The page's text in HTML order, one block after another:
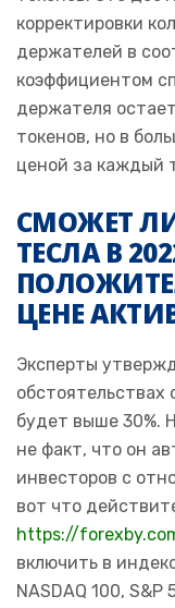
корректировки
держателей в
коэффициентом
держателя
токенов, но в
ценой за каждый
СМОЖЕТ
ТЕСЛА В
ЦЕНЕ
Эксперты
обстоятельствах
будет выше 30%.
не факт, что он
инвесторов с
вот что
https://
включить в
NASDAQ 100,